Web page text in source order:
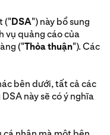
("DSA") này bổ sung
vụ quảng cáo của
("Thỏa thuận"). Các
bên dưới, tất cả các
này sẽ có ý nghĩa